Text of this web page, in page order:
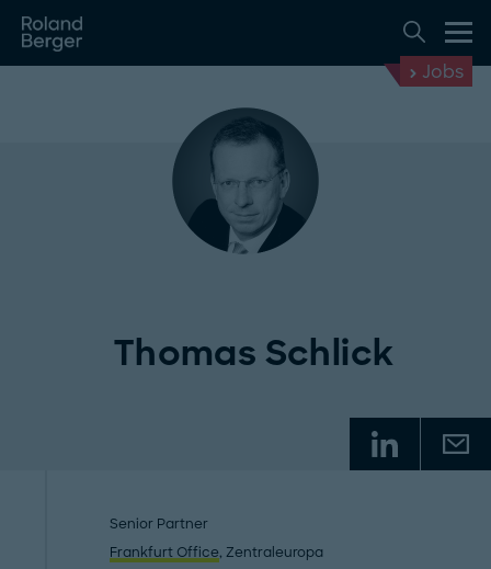
Jobs
Thomas Schlick
Senior Partner
Frankfurt Office, Zentraleuropa